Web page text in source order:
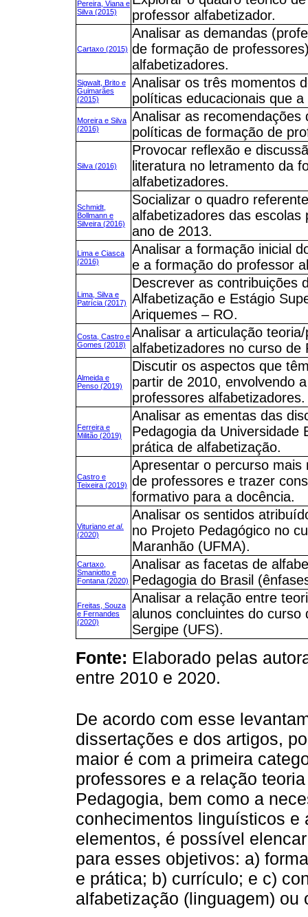
Pereira, Viana e
Silva (2015)
professor alfabetizador.
Cartaxo (2015)
Analisar as demandas
de formação de
alfabetizadores.
Sigwalt, Brito e
Guimarães
(2015)
Analisar os três momentos
políticas educacionais que
Moreira e Silva
(2016)
Analisar as
políticas de formação de
Silva (2016)
Provocar reflexão e
literatura no letramento da
alfabetizadores.
Schmidt,
Bollmann e
Silveira (2016)
Socializar o quadro
alfabetizadores das
ano de 2013.
Lima e Ciasca
(2016)
Analisar a formação inicial
e a formação do professor
Lima, Silva e
Patrícia (2017)
Descrever as contribuições
Alfabetização e Estágio
Ariquemes – RO.
Costa, Castro e
Gomes (2018)
Analisar a articulação
alfabetizadores no curso de
Almeida e
Penso (2019)
Discutir os aspectos que
partir de 2010, envolvendo
professores alfabetizadores.
Ferreira e
Militão (2019)
Analisar as ementas das
Pedagogia da Universidade
prática de alfabetização.
Castro e
Teixeira (2019)
Apresentar o percurso
de professores e trazer
formativo para a docência.
Vituriano et al.
(2020)
Analisar os sentidos
no Projeto Pedagógico no
Maranhão (UFMA).
Cartaxo,
Smaniotto e
Fontana (2020)
Analisar as facetas de
Pedagogia do Brasil
Freitas, Souza
e Fernandes
(2020)
Analisar a relação entre
alunos concluintes do curso
Sergipe (UFS).
Fonte: Elaborado pelas
entre 2010 e 2020.
De acordo com esse
dissertações e dos artigos,
maior é com a primeira
professores e a relação
Pedagogia, bem como a
conhecimentos linguísticos e
elementos, é possível
para esses objetivos: a)
e prática; b) currículo; e c)
alfabetização (linguagem) ou